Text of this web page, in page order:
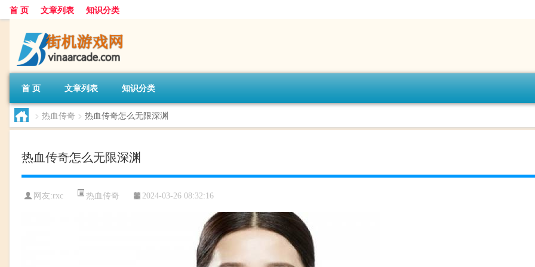
首 页 文章列表 知识分类
首 页 文章列表 知识分类
> 热血传奇 > 热血传奇怎么无限深渊
热血传奇怎么无限深渊
网友:rxc 热血传奇 2024-03-26 08:32:16